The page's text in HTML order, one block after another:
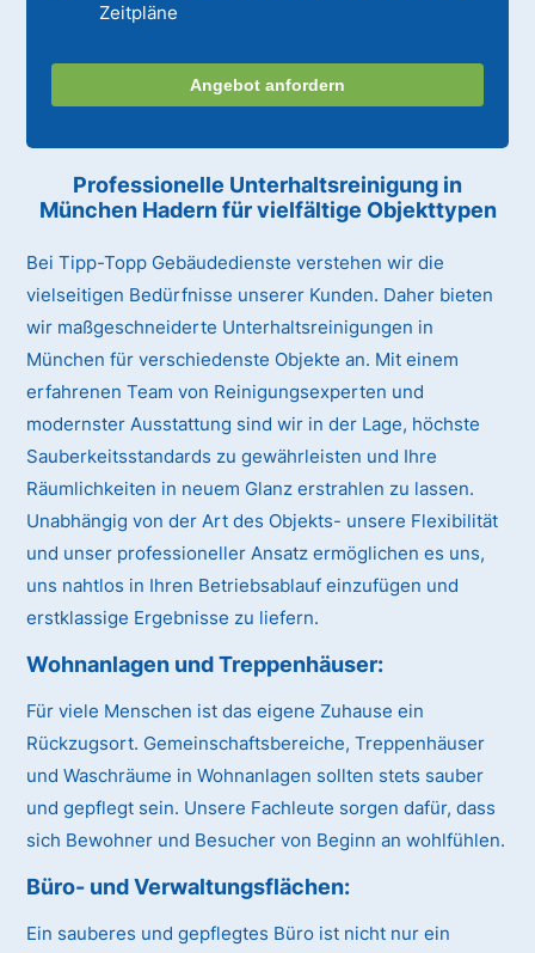
Zeitpläne
Angebot anfordern
Professionelle Unterhaltsreinigung in
München Hadernfür vielfältige Objekttypen
Bei Tipp-Topp Gebäudedienste verstehen wir die
vielseitigen Bedürfnisse unserer Kunden. Daher bieten
wir maßgeschneiderte Unterhaltsreinigungen in
München für verschiedenste Objekte an. Mit einem
erfahrenen Team von Reinigungsexperten und
modernster Ausstattung sind wir in der Lage, höchste
Sauberkeitsstandards zu gewährleisten und Ihre
Räumlichkeiten in neuem Glanz erstrahlen zu lassen.
Unabhängig von der Art des Objekts- unsere Flexibilität
und unser professioneller Ansatz ermöglichen es uns,
uns nahtlos in Ihren Betriebsablauf einzufügen und
erstklassige Ergebnisse zu liefern.
Wohnanlagen und Treppenhäuser:
Für viele Menschen ist das eigene Zuhause ein
Rückzugsort. Gemeinschaftsbereiche, Treppenhäuser
und Waschräume in Wohnanlagen sollten stets sauber
und gepflegt sein. Unsere Fachleute sorgen dafür, dass
sich Bewohner und Besucher von Beginn an wohlfühlen.
Büro- und Verwaltungsflächen:
Ein sauberes und gepflegtes Büro ist nicht nur ein